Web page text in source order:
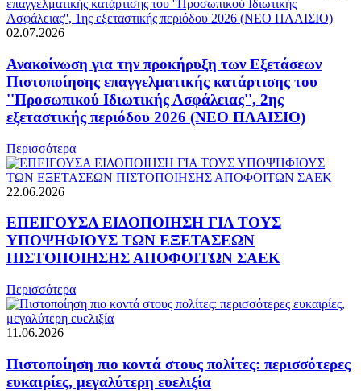
02.07.2026
Ανακοίνωση για την προκήρυξη των Εξετάσεων
Πιστοποίησης επαγγελματικής κατάρτισης του
''Προσωπικού Ιδιωτικής Ασφάλειας'', 2ης
εξεταστικής περιόδου 2026 (ΝΕΟ ΠΛΑΙΣΙΟ)
Περισσότερα
22.06.2026
ΕΠΕΙΓΟΥΣΑ ΕΙΔΟΠΟΙΗΣΗ ΓΙΑ ΤΟΥΣ
ΥΠΟΨΗΦΙΟΥΣ ΤΩΝ ΕΞΕΤΑΣΕΩΝ
ΠΙΣΤΟΠΟΙΗΣΗΣ ΑΠΟΦΟΙΤΩΝ ΣΑΕΚ
Περισσότερα
11.06.2026
Πιστοποίηση πιο κοντά στους πολίτες: περισσότερες
ευκαιρίες, μεγαλύτερη ευελιξία